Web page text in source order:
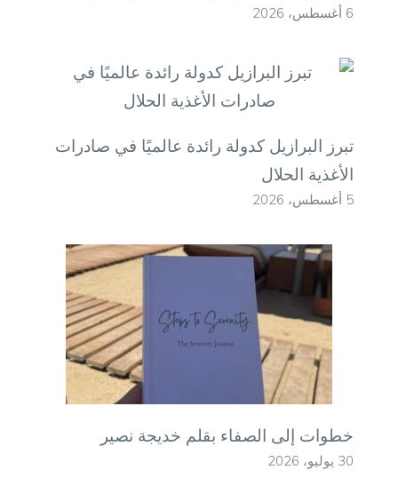
6 أغسطس، 2026
تبرز البرازيل كدولة رائدة عالميًا في صادرات
الأغذية الحلال
5 أغسطس، 2026
خطوات إلى الصفاء بقلم خديجة نصير
30 يوليو، 2026